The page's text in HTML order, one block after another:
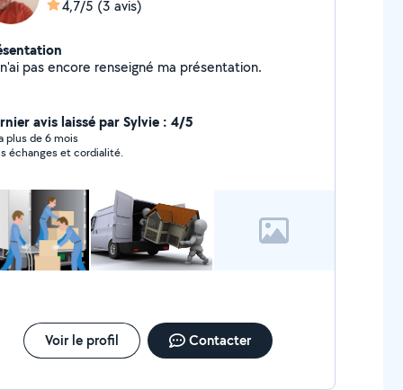
4,7/5 (3 avis)
Je n'ai pas encore renseigné ma présentation.
avis laissé par Sylvie : 4/5
plus de 6 mois
échanges et cordialité.
Voir le profil Contacter